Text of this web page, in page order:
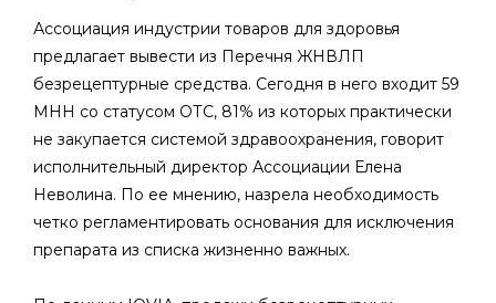
Ассоциация индустрии товаров для здоровья
предлагает вывести из Перечня ЖНВЛП
безрецептурные средства. Сегодня в него входит 59
МНН со статусом ОТС, 81% из которых практически
не закупается системой здравоохранения, говорит
исполнительный директор Ассоциации Елена
Неволина. По ее мнению, назрела необходимость
четко регламентировать основания для исключения
препарата из списка жизненно важных.